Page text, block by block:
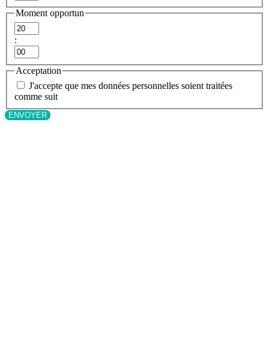
Moment opportun
Heures
:
Minutes
Acceptation
J'accepte que mes données personnelles soient traitées
comme suit